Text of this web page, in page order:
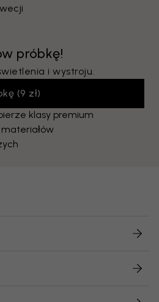
próbkę!
i wystroju.
(9 zł)
klasy premium